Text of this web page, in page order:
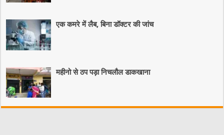
एक कमरे में लैब, बिना डॉक्टर की जांच
महीनो से ठप पड़ा निचलौल डाकखाना